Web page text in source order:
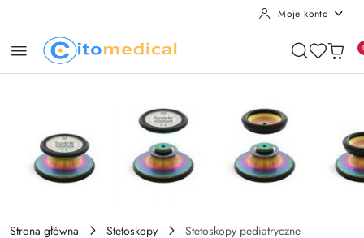
Moje konto
Strona główna Stetoskopy Stetoskopy pediatryczne